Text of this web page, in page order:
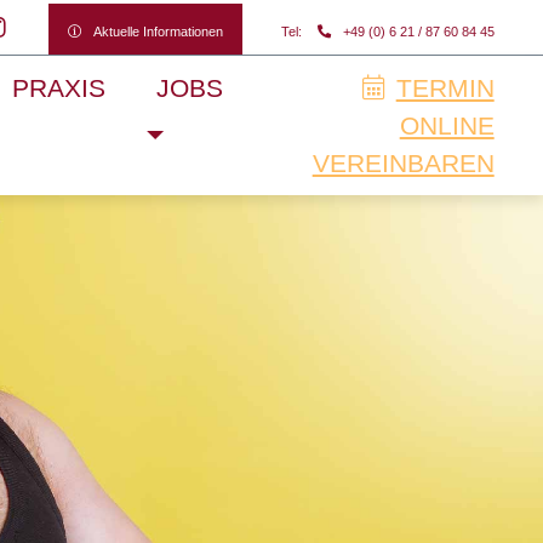
Aktuelle Informationen Tel: +49 (0) 6 21 / 87 60 84 45
PRAXIS JOBS
TERMIN
ONLINE
VEREINBAREN